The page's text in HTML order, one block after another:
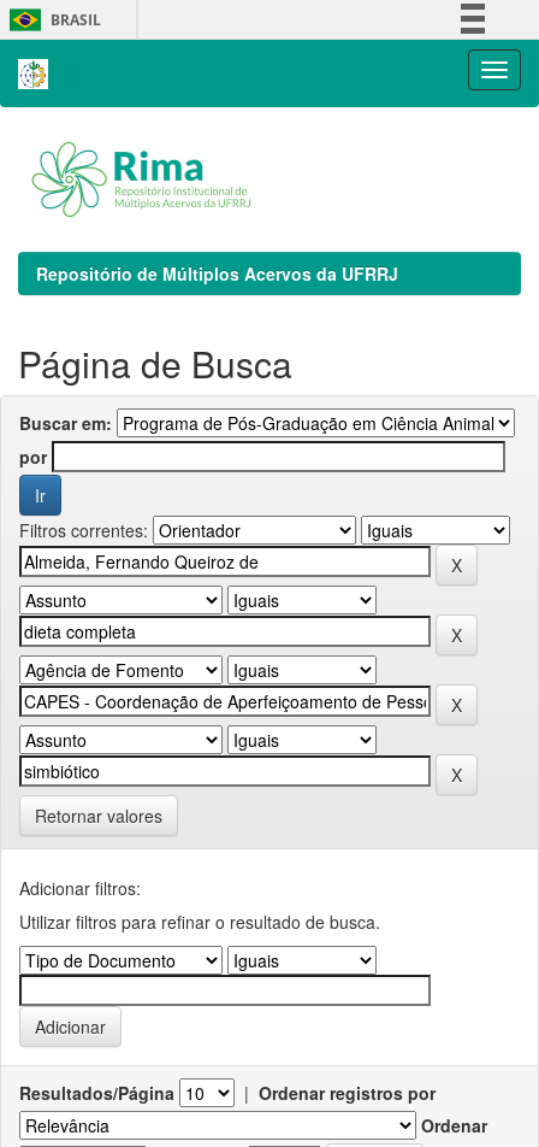
Skip
navigation
BRASIL
Repositório de Múltiplos Acervos da UFRRJ
Página de Busca
Buscar em:
por
Filtros correntes:
Retornar valores
Adicionar filtros:
Utilizar filtros para refinar o resultado de busca.
Resultados/Página | Ordenar registros por
Ordenar